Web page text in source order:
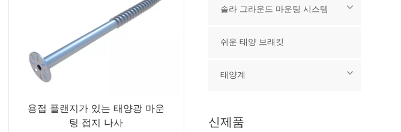
용접 플랜지가 있는 태양광 마운
팅 접지 나사
솔라 그라운드 마운팅 시스템
쉬운 태양 브래킷
태양계
신제품